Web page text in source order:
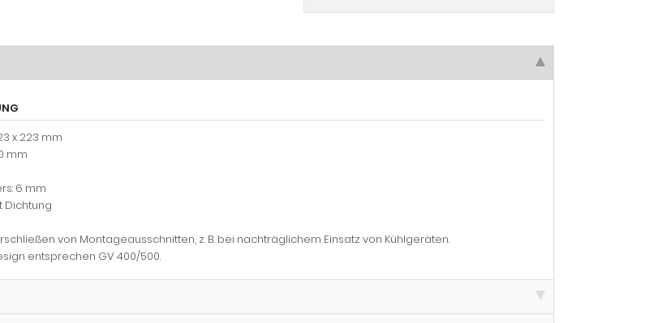
x 223 mm
mm
6 mm
Dichtung
von Montageausschnitten, z. B. bei nachträglichem Einsatz von Kühlgeräten.
entsprechen GV 400/500.